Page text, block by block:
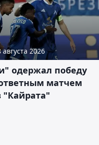
2026
одержал победу
матчем
"Кайрата"